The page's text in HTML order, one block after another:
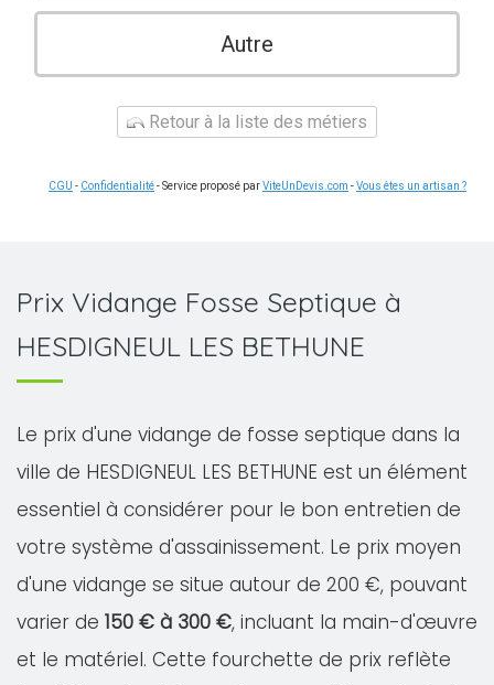
Autre
Retour à la liste des métiers
CGU - Confidentialité- Service proposé parViteUnDevis.com -Vous êtes un artisan ?
Prix Vidange Fosse Septique à
HESDIGNEUL LES BETHUNE
Le prix d'une vidange de fosse septique dans la
ville de HESDIGNEUL LES BETHUNE est un élément
essentiel à considérer pour le bon entretien de
votre système d'assainissement. Le prix moyen
d'une vidange se situe autour de 200 €, pouvant
varier de 150 € à 300 €, incluant la main-d'œuvre
et le matériel. Cette fourchette de prix reflète